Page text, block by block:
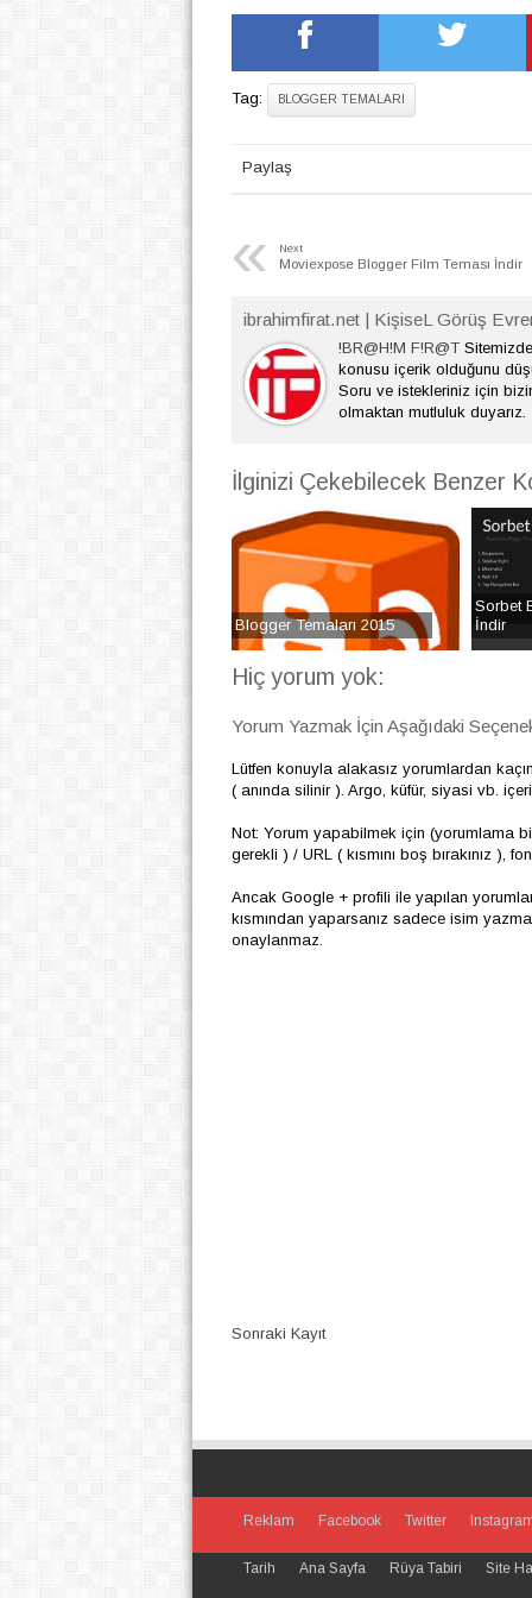
Tag: BLOGGER TEMALARI
Paylaş
« Next
Moviexpose Blogger Film Teması İndir
ibrahimfirat.net | KişiseL Görüş
!BR@H!M F!R@TSitemizde
konusu içerik olduğunu
Soru ve istekleriniz için
olmaktan mutluluk duyarız.
İlginizi Çekebilecek Benzer
Blogger Temaları 2015
Sorbet
İndir
Hiç yorum yok:
Yorum Yazmak İçin Aşağıdaki
Lütfen konuyla alakasız yorumlardan
( anında silinir ). Argo, küfür, siyasi vb.
Not: Yorum yapabilmek için (yorumlama
gerekli ) / URL ( kısmını boş bırakınız ),
Ancak Google + profili ile yapılan
kısmından yaparsanız sadece isim
onaylanmaz.
Sonraki Kayıt
Reklam Facebook Twitter
Tarih Ana Sayfa Rüya Tabiri Site